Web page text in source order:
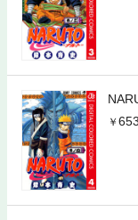
653